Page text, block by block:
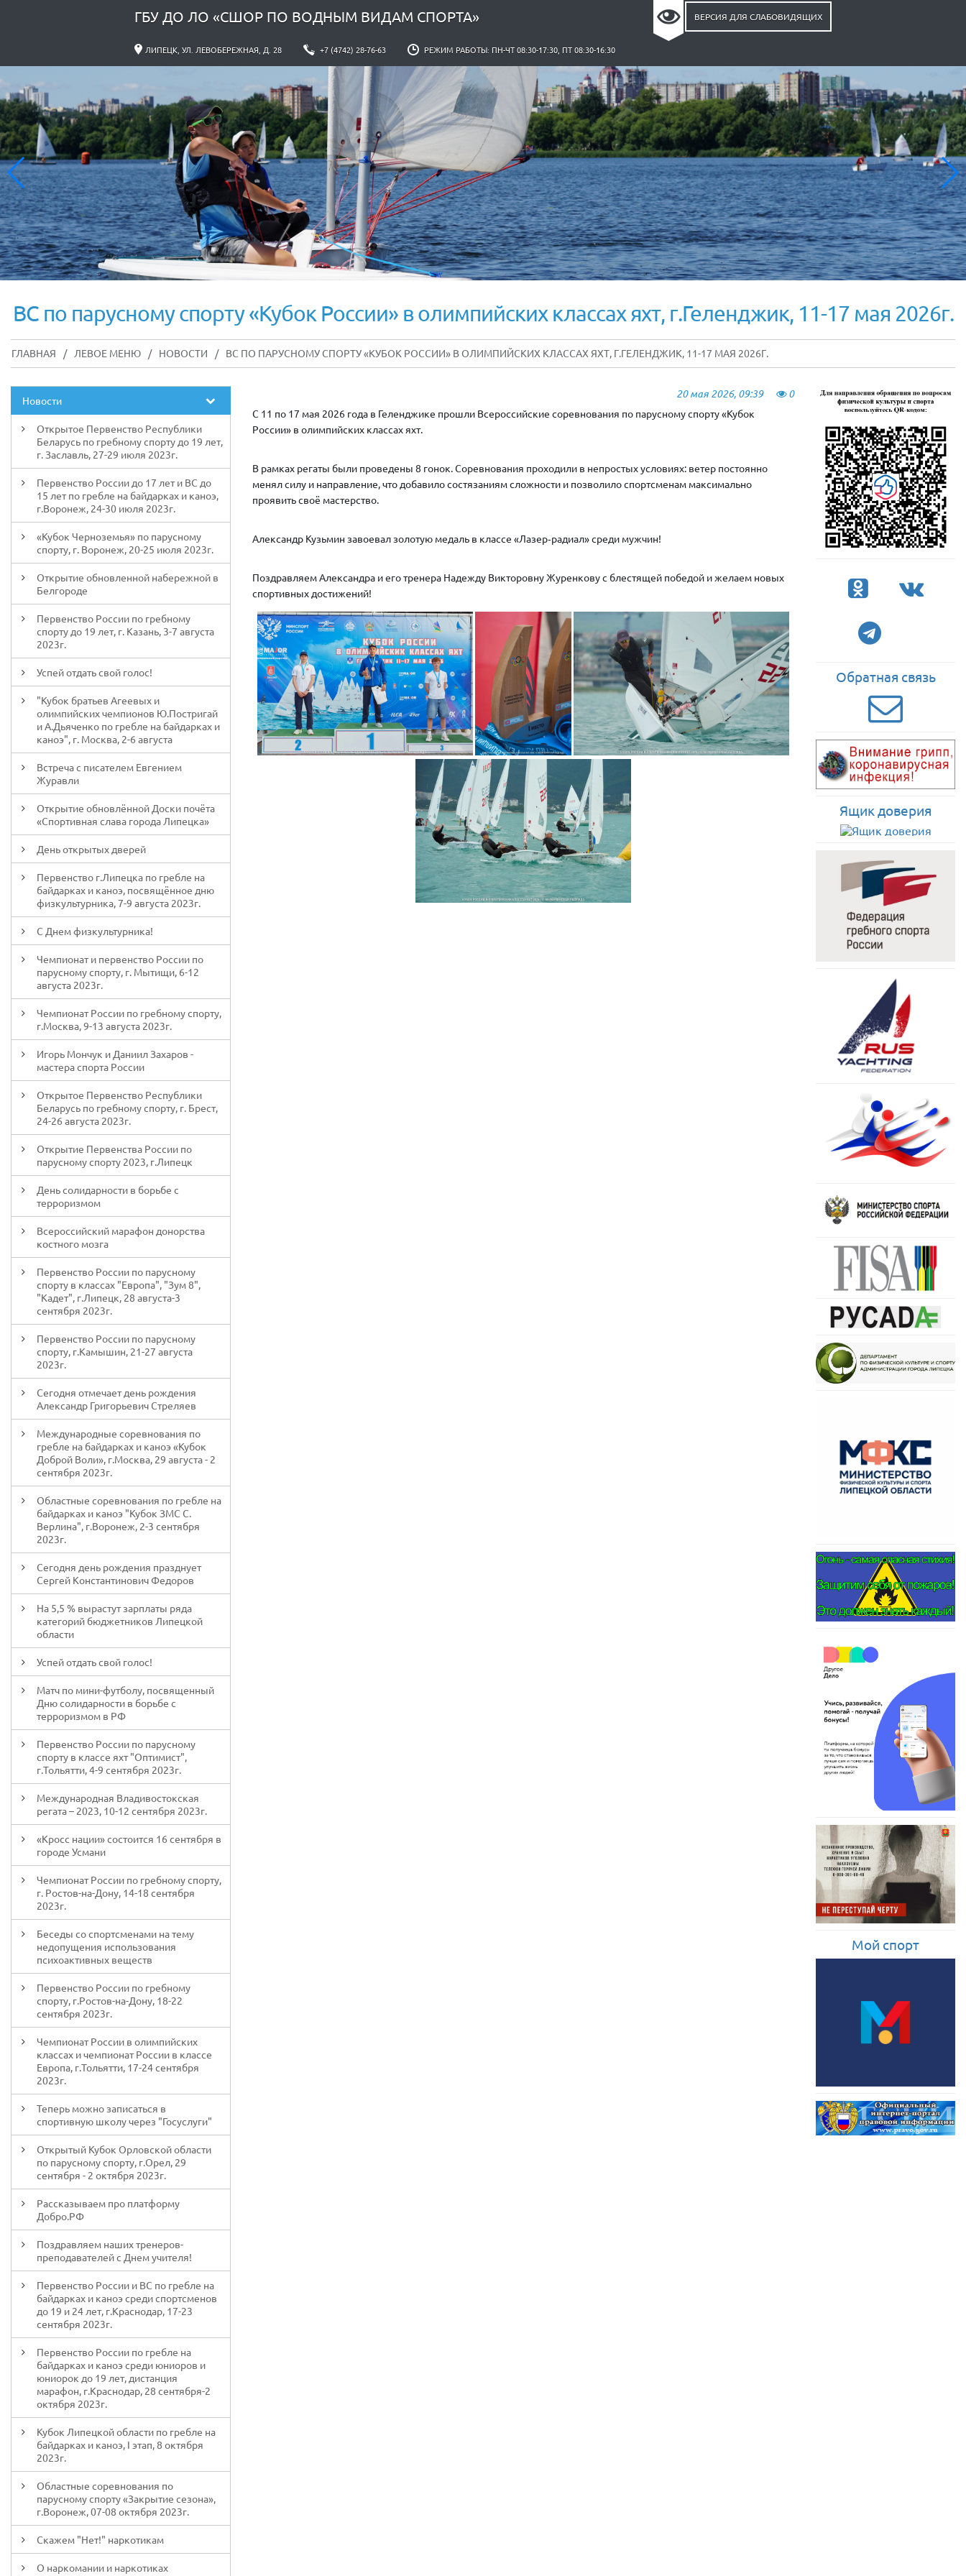
ГБУ ДО ЛО «СШОР ПО ВОДНЫМ ВИДАМ СПОРТА» ВЕРСИЯ ДЛЯ СЛАБОВИДЯЩИХ
ЛИПЕЦК, УЛ. ЛЕВОБЕРЕЖНАЯ, Д. 28 +7 (4742) 28-76-63 РЕЖИМ РАБОТЫ: ПН-ЧТ 08:30-17:30, ПТ 08:30-16:30
ВС по парусному спорту «Кубок России» в олимпийских классах яхт, г.Геленджик, 11-17 мая 2026г.
ГЛАВНАЯ / ЛЕВОЕ МЕНЮ / НОВОСТИ / ВС ПО ПАРУСНОМУ СПОРТУ «КУБОК РОССИИ» В ОЛИМПИЙСКИХ КЛАССАХ ЯХТ, Г.ГЕЛЕНДЖИК, 11-17 МАЯ 2026Г.
Новости
Открытое Первенство Республики
Беларусь по гребному спорту до 19 лет,
г. Заславль, 27-29 июля 2023г.
Первенство России до 17 лет и ВС до
15 лет по гребле на байдарках и каноэ,
г.Воронеж, 24-30 июля 2023г.
«Кубок Черноземья» по парусному
спорту, г. Воронеж, 20-25 июля 2023г.
Открытие обновленной набережной в
Белгороде
Первенство России по гребному
спорту до 19 лет, г. Казань, 3-7 августа
2023г.
Успей отдать свой голос!
"Кубок братьев Агеевых и
олимпийских чемпионов Ю.Постригай
и А.Дьяченко по гребле на байдарках и
каноэ", г. Москва, 2-6 августа
Встреча с писателем Евгением
Журавли
Открытие обновлённой Доски почёта
«Спортивная слава города Липецка»
День открытых дверей
Первенство г.Липецка по гребле на
байдарках и каноэ, посвящённое дню
физкультурника, 7-9 августа 2023г.
С Днем физкультурника!
Чемпионат и первенство России по
парусному спорту, г. Мытищи, 6-12
августа 2023г.
Чемпионат России по гребному спорту,
г.Москва, 9-13 августа 2023г.
Игорь Мончук и Даниил Захаров -
мастера спорта России
Открытое Первенство Республики
Беларусь по гребному спорту, г. Брест,
24-26 августа 2023г.
Открытие Первенства России по
парусному спорту 2023, г.Липецк
День солидарности в борьбе с
терроризмом
Всероссийский марафон донорства
костного мозга
Первенство России по парусному
спорту в классах "Европа", "Зум 8",
"Кадет", г.Липецк, 28 августа-3
сентября 2023г.
Первенство России по парусному
спорту, г.Камышин, 21-27 августа
2023г.
Сегодня отмечает день рождения
Александр Григорьевич Стреляев
Международные соревнования по
гребле на байдарках и каноэ «Кубок
Доброй Воли», г.Москва, 29 августа - 2
сентября 2023г.
Областные соревнования по гребле на
байдарках и каноэ "Кубок ЗМС С.
Верлина", г.Воронеж, 2-3 сентября
2023г.
Сегодня день рождения празднует
Сергей Константинович Федоров
На 5,5 % вырастут зарплаты ряда
категорий бюджетников Липецкой
области
Успей отдать свой голос!
Матч по мини-футболу, посвященный
Дню солидарности в борьбе с
терроризмом в РФ
Первенство России по парусному
спорту в классе яхт "Оптимист",
г.Тольятти, 4-9 сентября 2023г.
Международная Владивостокская
регата – 2023, 10-12 сентября 2023г.
«Кросс нации» состоится 16 сентября в
городе Усмани
Чемпионат России по гребному спорту,
г. Ростов-на-Дону, 14-18 сентября
2023г.
Беседы со спортсменами на тему
недопущения использования
психоактивных веществ
Первенство России по гребному
спорту, г.Ростов-на-Дону, 18-22
сентября 2023г.
Чемпионат России в олимпийских
классах и чемпионат России в классе
Европа, г.Тольятти, 17-24 сентября
2023г.
Теперь можно записаться в
спортивную школу через "Госуслуги"
Открытый Кубок Орловской области
по парусному спорту, г.Орел, 29
сентября - 2 октября 2023г.
Рассказываем про платформу
Добро.РФ
Поздравляем наших тренеров-
преподавателей с Днем учителя!
Первенство России и ВС по гребле на
байдарках и каноэ среди спортсменов
до 19 и 24 лет, г.Краснодар, 17-23
сентября 2023г.
Первенство России по гребле на
байдарках и каноэ среди юниоров и
юниорок до 19 лет, дистанция
марафон, г.Краснодар, 28 сентября-2
октября 2023г.
Кубок Липецкой области по гребле на
байдарках и каноэ, I этап, 8 октября
2023г.
Областные соревнования по
парусному спорту «Закрытие сезона»,
г.Воронеж, 07-08 октября 2023г.
Скажем "Нет!" наркотикам
О наркомании и наркотиках
20 мая 2026, 09:39 0
С 11 по 17 мая 2026 года в Геленджике прошли Всероссийские соревнования по парусному спорту «Кубок
России» в олимпийских классах яхт.
В рамках регаты были проведены 8 гонок. Соревнования проходили в непростых условиях: ветер постоянно
менял силу и направление, что добавило состязаниям сложности и позволило спортсменам максимально
проявить своё мастерство.
Александр Кузьмин завоевал золотую медаль в классе «Лазер‑радиал» среди мужчин!
Поздравляем Александра и его тренера Надежду Викторовну Журенкову с блестящей победой и желаем новых
спортивных достижений!
Обратная связь
Ящик доверия
Мой спорт